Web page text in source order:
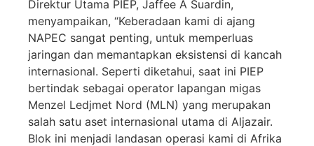
Direktur Utama PIEP, Jaffee A Suardin,
menyampaikan, “Keberadaan kami di ajang
NAPEC sangat penting, untuk memperluas
jaringan dan memantapkan eksistensi di kancah
internasional. Seperti diketahui, saat ini PIEP
bertindak sebagai operator lapangan migas
Menzel Ledjmet Nord (MLN) yang merupakan
salah satu aset internasional utama di Aljazair.
Blok ini menjadi landasan operasi kami di Afrika